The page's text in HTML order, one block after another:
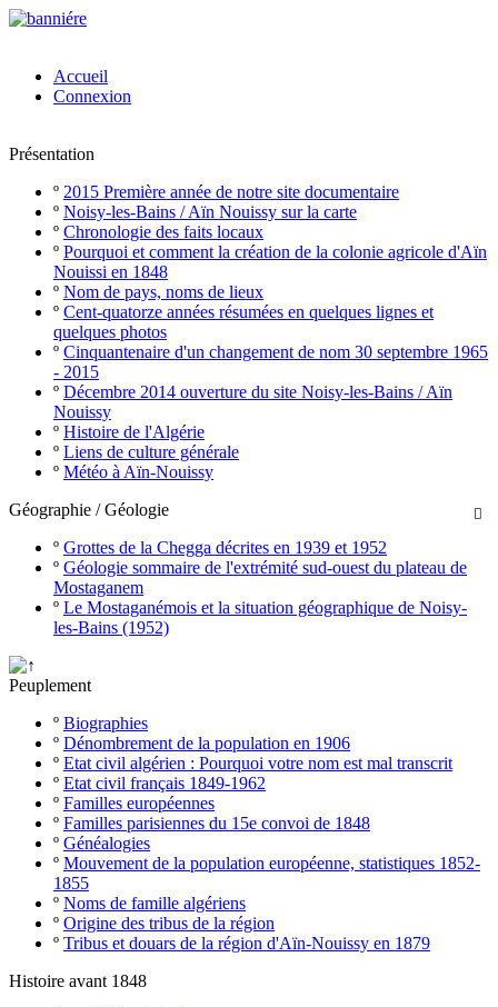
Accueil
Connexion
Présentation
º 2015 Première année de notre site documentaire
º Noisy-les-Bains / Aïn Nouissy sur la carte
º Chronologie des faits locaux
º Pourquoi et comment la création de la colonie agricole d'Aïn
Nouissi en 1848
º Nom de pays, noms de lieux
º Cent-quatorze années résumées en quelques lignes et
quelques photos
º Cinquantenaire d'un changement de nom 30 septembre 1965
- 2015
º Décembre 2014 ouverture du site Noisy-les-Bains / Aïn
Nouissy
º Histoire de l'Algérie
º Liens de culture générale
º Météo à Aïn-Nouissy

Géographie / Géologie
º Grottes de la Chegga décrites en 1939 et 1952
º Géologie sommaire de l'extrémité sud-ouest du plateau de
Mostaganem
º Le Mostaganémois et la situation géographique de Noisy-
les-Bains (1952)
Peuplement
º Biographies
º Dénombrement de la population en 1906
º Etat civil algérien : Pourquoi votre nom est mal transcrit
º Etat civil français 1849-1962
º Familles européennes
º Familles parisiennes du 15e convoi de 1848
º Généalogies
º Mouvement de la population européenne, statistiques 1852-
1855
º Noms de famille algériens
º Origine des tribus de la région
º Tribus et douars de la région d'Aïn-Nouissy en 1879
Histoire avant 1848